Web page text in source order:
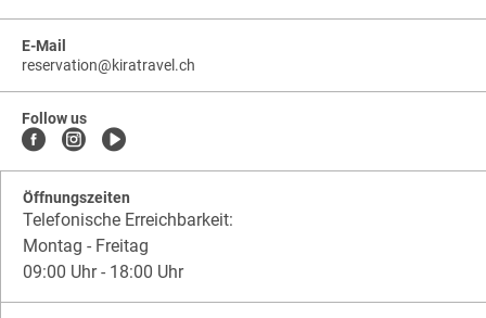
E-Mail
reservation@kiratravel.ch
Follow us
Öffnungszeiten
Telefonische Erreichbarkeit:
Montag - Freitag
09:00 Uhr - 18:00 Uhr